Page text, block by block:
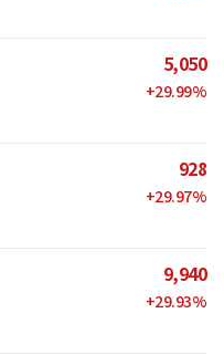
5,050
+29.99%
928
+29.97%
9,940
+29.93%